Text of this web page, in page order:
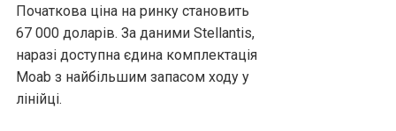
Початкова ціна на ринку становить
67 000 доларів. За даними Stellantis,
наразі доступна єдина комплектація
Moab з найбільшим запасом ходу у
лінійці.